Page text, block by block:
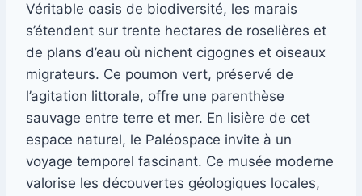
Véritable oasis de biodiversité, les marais
s’étendent sur trente hectares de roselières et
de plans d’eau où nichent cigognes et oiseaux
migrateurs. Ce poumon vert, préservé de
l’agitation littorale, offre une parenthèse
sauvage entre terre et mer. En lisière de cet
espace naturel, le Paléospace invite à un
voyage temporel fascinant. Ce musée moderne
valorise les découvertes géologiques locales,